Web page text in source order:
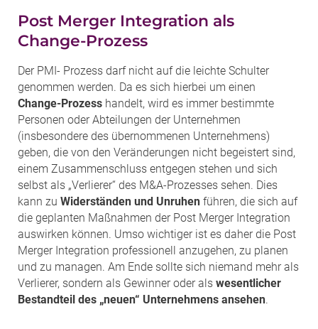
Post Merger Integration als
Change-Prozess
Der PMI- Prozess darf nicht auf die leichte Schulter
genommen werden. Da es sich hierbei um einen
Change-Prozess handelt, wird es immer bestimmte
Personen oder Abteilungen der Unternehmen
(insbesondere des übernommenen Unternehmens)
geben, die von den Veränderungen nicht begeistert sind,
einem Zusammenschluss entgegen stehen und sich
selbst als „Verlierer“ des M&A-Prozesses sehen. Dies
kann zu Widerständen und Unruhen führen, die sich auf
die geplanten Maßnahmen der Post Merger Integration
auswirken können. Umso wichtiger ist es daher die Post
Merger Integration professionell anzugehen, zu planen
und zu managen. Am Ende sollte sich niemand mehr als
Verlierer, sondern als Gewinner oder als wesentlicher
Bestandteil des „neuen“ Unternehmens ansehen.